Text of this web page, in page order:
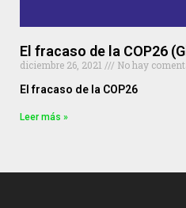
El fracaso de la COP26
diciembre 26, 2021
No hay
El fracaso de la COP26
Leer más »